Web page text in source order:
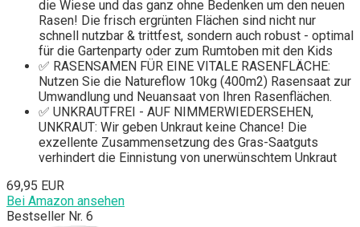
die Wiese und das ganz ohne Bedenken um den neuen
Rasen! Die frisch ergrünten Flächen sind nicht nur
schnell nutzbar & trittfest, sondern auch robust - optimal
für die Gartenparty oder zum Rumtoben mit den Kids
✅ RASENSAMEN FÜR EINE VITALE RASENFLÄCHE:
Nutzen Sie die Natureflow 10kg (400m2) Rasensaat zur
Umwandlung und Neuansaat von Ihren Rasenflächen.
✅ UNKRAUTFREI - AUF NIMMERWIEDERSEHEN,
UNKRAUT: Wir geben Unkraut keine Chance! Die
exzellente Zusammensetzung des Gras-Saatguts
verhindert die Einnistung von unerwünschtem Unkraut
69,95 EUR
Bei Amazon ansehen
Bestseller Nr. 6